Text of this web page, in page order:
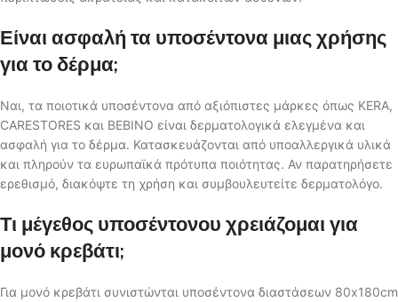
Είναι ασφαλή τα υποσέντονα μιας χρήσης
για το δέρμα;
Ναι, τα ποιοτικά υποσέντονα από αξιόπιστες μάρκες όπως KERA,
CARESTORES και BEBINO είναι δερματολογικά ελεγμένα και
ασφαλή για το δέρμα. Κατασκευάζονται από υποαλλεργικά υλικά
και πληρούν τα ευρωπαϊκά πρότυπα ποιότητας. Αν παρατηρήσετε
ερεθισμό, διακόψτε τη χρήση και συμβουλευτείτε δερματολόγο.
Τι μέγεθος υποσέντονου χρειάζομαι για
μονό κρεβάτι;
Για μονό κρεβάτι συνιστώνται υποσέντονα διαστάσεων 80x180cm